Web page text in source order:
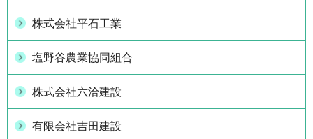
株式会社平石工業
塩野谷農業協同組合
株式会社六洽建設
有限会社吉田建設